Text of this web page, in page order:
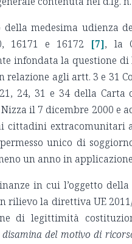
della medesima udienza
16171 e 16172
[7], la
infondata la questione
relazione agli artt. 3 e 31
24, 31 e 34 della Carta
il 7 dicembre 2000 e
cittadini extracomunitari
unico di
un anno in
in cui l’oggetto
rilievo la direttiva UE
di legittimità
disamina del motivo di